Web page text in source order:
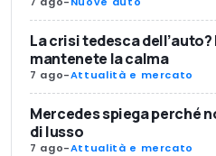
La crisi tedesca
mantenete la calma
7 ago-Attualità e mercato
Mercedes spiega perché
di lusso
7 ago-Attualità e mercato